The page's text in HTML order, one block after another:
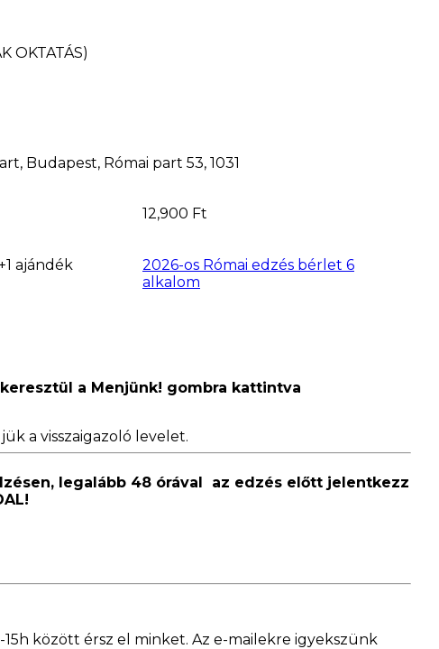
OKTATÁS)
Budapest, Római part 53, 1031
12,900 Ft
ajándék
2026-os Római edzés bérlet 6
alkalom
a Menjünk! gombra kattintva
a visszaigazoló levelet.
legalább 48 órával az edzés előtt jelentkezz
között érsz el minket. Az e-mailekre igyekszünk